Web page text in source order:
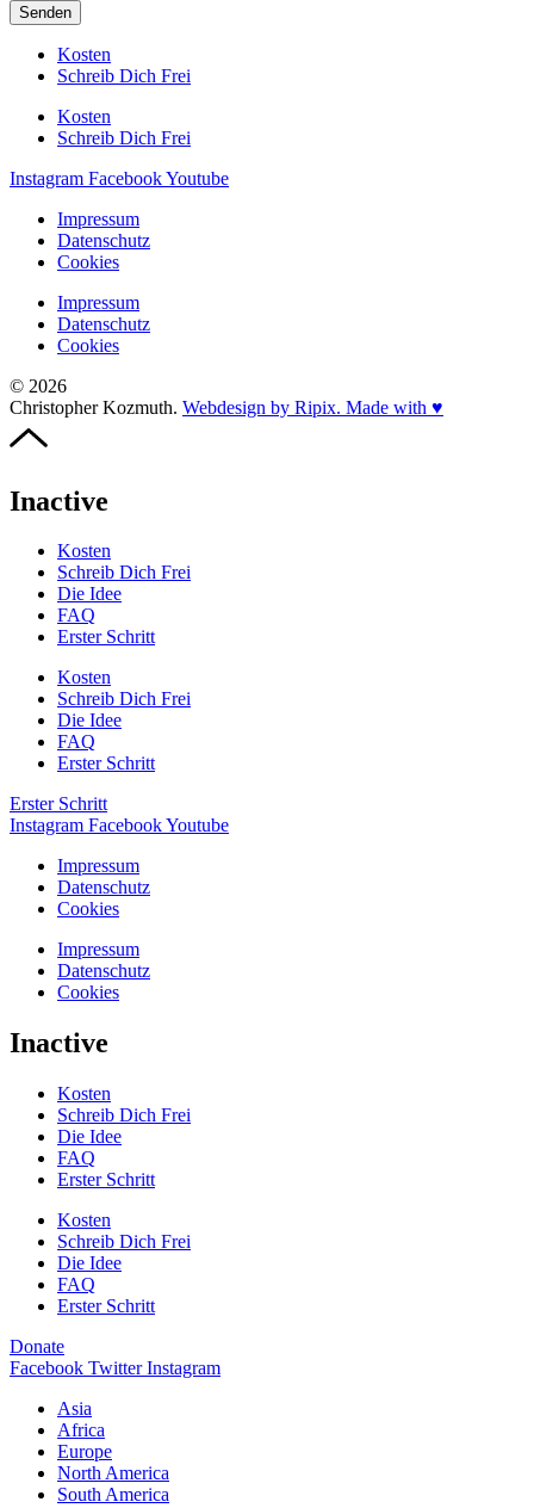
Senden
Kosten
Schreib Dich Frei
Kosten
Schreib Dich Frei
Instagram FacebookYoutube
Impressum
Datenschutz
Cookies
Impressum
Datenschutz
Cookies
© 2026
Christopher Kozmuth. Webdesign by Ripix. Made with ♥
Inactive
Kosten
Schreib Dich Frei
Die Idee
FAQ
Erster Schritt
Kosten
Schreib Dich Frei
Die Idee
FAQ
Erster Schritt
Erster Schritt
Instagram FacebookYoutube
Impressum
Datenschutz
Cookies
Impressum
Datenschutz
Cookies
Inactive
Kosten
Schreib Dich Frei
Die Idee
FAQ
Erster Schritt
Kosten
Schreib Dich Frei
Die Idee
FAQ
Erster Schritt
Donate
Facebook Twitter Instagram
Asia
Africa
Europe
North America
South America